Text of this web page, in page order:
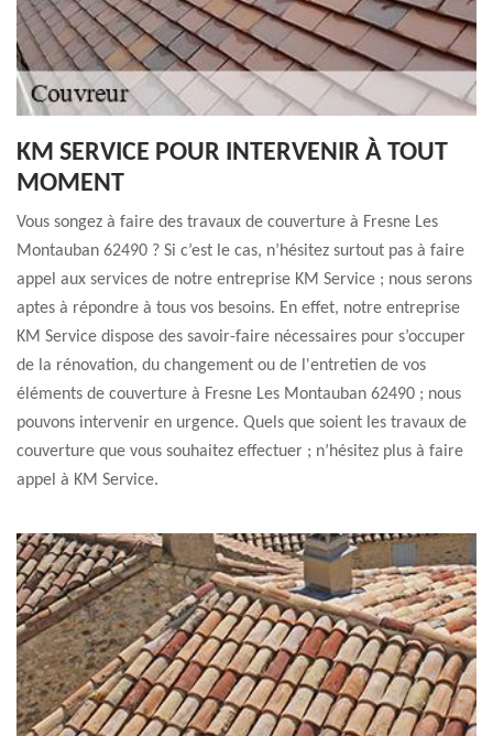
KM SERVICE POUR INTERVENIR À TOUT
MOMENT
Vous songez à faire des travaux de couverture à Fresne Les
Montauban 62490 ? Si c’est le cas, n’hésitez surtout pas à faire
appel aux services de notre entreprise KM Service ; nous serons
aptes à répondre à tous vos besoins. En effet, notre entreprise
KM Service dispose des savoir-faire nécessaires pour s’occuper
de la rénovation, du changement ou de l'entretien de vos
éléments de couverture à Fresne Les Montauban 62490 ; nous
pouvons intervenir en urgence. Quels que soient les travaux de
couverture que vous souhaitez effectuer ; n’hésitez plus à faire
appel à KM Service.